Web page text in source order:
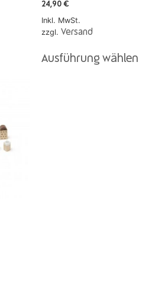
24,90 €
Inkl. MwSt.
zzgl. Versand
Ausführung wählen